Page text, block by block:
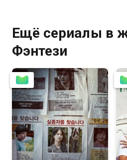
Ещё сериалы в
Фэнтези